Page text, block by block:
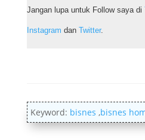
Jangan lupa untuk Follow saya di
Instagram dan Twitter.
Keyword: bisnes ,bisnes